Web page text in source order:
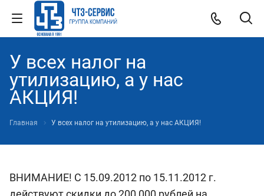
У всех налог на
утилизацию, а у нас
АКЦИЯ!
Главная У всех налог на утилизацию, а у нас АКЦИЯ!
ВНИМАНИЕ! С 15.09.2012 по 15.11.2012 г.